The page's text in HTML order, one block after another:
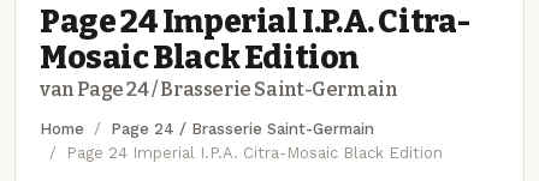
Page 24 Imperial I.P.A. Citra-
Mosaic Black Edition
van Page 24 / Brasserie Saint-Germain
Home
Page 24 / Brasserie Saint-Germain
Page 24 Imperial I.P.A. Citra-Mosaic Black Edition